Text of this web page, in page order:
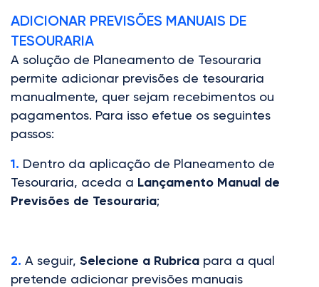
ADICIONAR PREVISÕES MANUAIS DE
TESOURARIA
A solução de Planeamento de Tesouraria
permite adicionar previsões de tesouraria
manualmente, quer sejam recebimentos ou
pagamentos. Para isso efetue os seguintes
passos:
1. Dentro da aplicação de Planeamento de
Tesouraria, aceda a Lançamento Manual de
Previsões de Tesouraria;
2. A seguir, Selecione a Rubrica para a qual
pretende adicionar previsões manuais